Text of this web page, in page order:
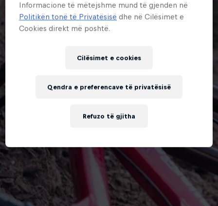
Informacione të mëtejshme mund të gjenden në
Politikën tonë të Privatësisë dhe në Cilësimet e
Cookies direkt më poshtë.
Cilësimet e cookies
Refuzo të gjitha
Qendra e preferencave të privatësisë